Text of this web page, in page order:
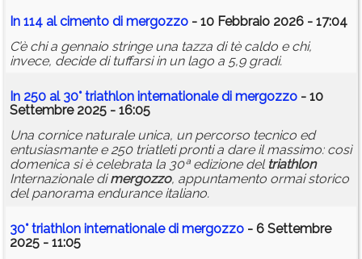
In 114 al cimento di mergozzo - 10 Febbraio 2026 - 17:04
C’è chi a gennaio stringe una tazza di tè caldo e chi,
invece, decide di tuffarsi in un lago a 5,9 gradi.
In 250 al 30°triathlon internationale di mergozzo - 10
Settembre 2025 - 16:05
Una cornice naturale unica, un percorso tecnico ed
entusiasmante e 250 triatleti pronti a dare il massimo: così
domenica si è celebrata la 30ª edizione del triathlon
Internazionale dimergozzo, appuntamento ormai storico
del panorama endurance italiano.
30°triathlon internationale di mergozzo - 6 Settembre
2025 - 11:05